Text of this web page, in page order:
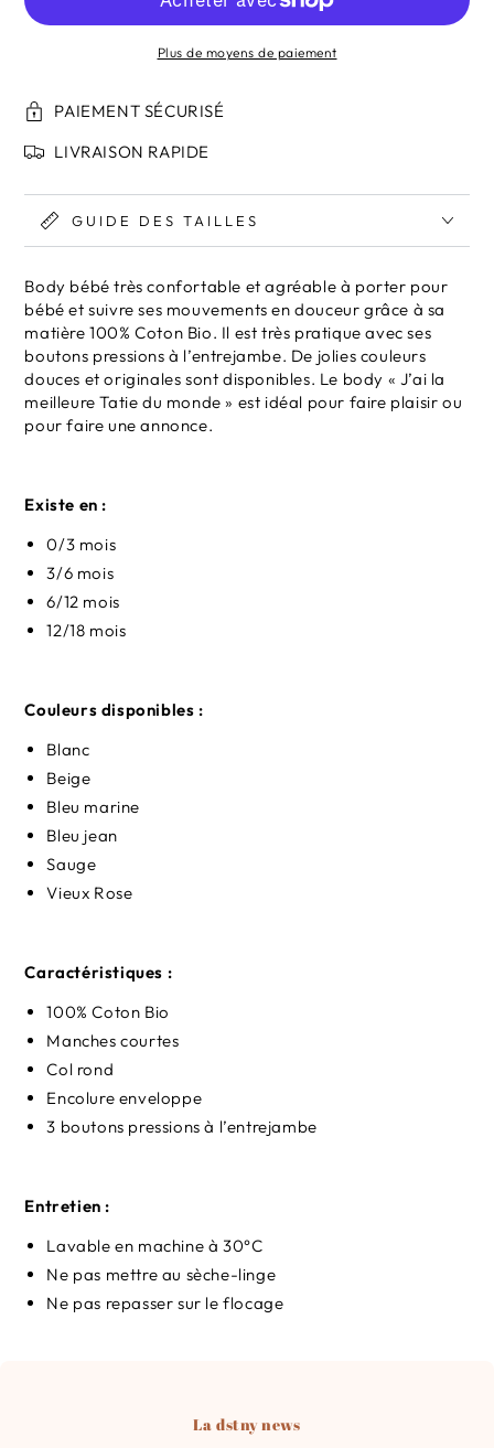
Plus de moyens de paiement
PAIEMENT SÉCURISÉ
LIVRAISON RAPIDE
GUIDE DES TAILLES
Body bébé très confortable et agréable à porter pour
bébé et suivre ses mouvements en douceur grâce à sa
matière 100% Coton Bio. Il est très pratique avec ses
boutons pressions à l’entrejambe. De jolies couleurs
douces et originales sont disponibles. Le body « J’ai la
meilleure Tatie du monde » est idéal pour faire plaisir ou
pour faire une annonce.
Existe en :
0/3 mois
3/6 mois
6/12 mois
12/18 mois
Couleurs disponibles :
Blanc
Beige
Bleu marine
Bleu jean
Sauge
Vieux Rose
Caractéristiques :
100% Coton Bio
Manches courtes
Col rond
Encolure enveloppe
3 boutons pressions à l’entrejambe
Entretien :
Lavable en machine à 30°C
Ne pas mettre au sèche-linge
Ne pas repasser sur le flocage
La dstny news